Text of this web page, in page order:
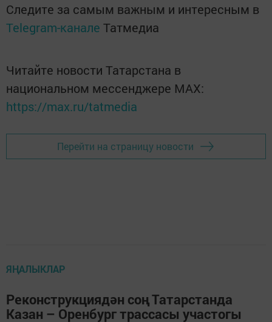
Следите за самым важным и интересным в
Telegram-канале Татмедиа
Читайте новости Татарстана в
национальном мессенджере MАХ:
https://max.ru/tatmedia
Перейти на страницу новости
ЯҢАЛЫКЛАР
Реконструкциядән соң Татарстанда
Казан – Оренбург трассасы участогы